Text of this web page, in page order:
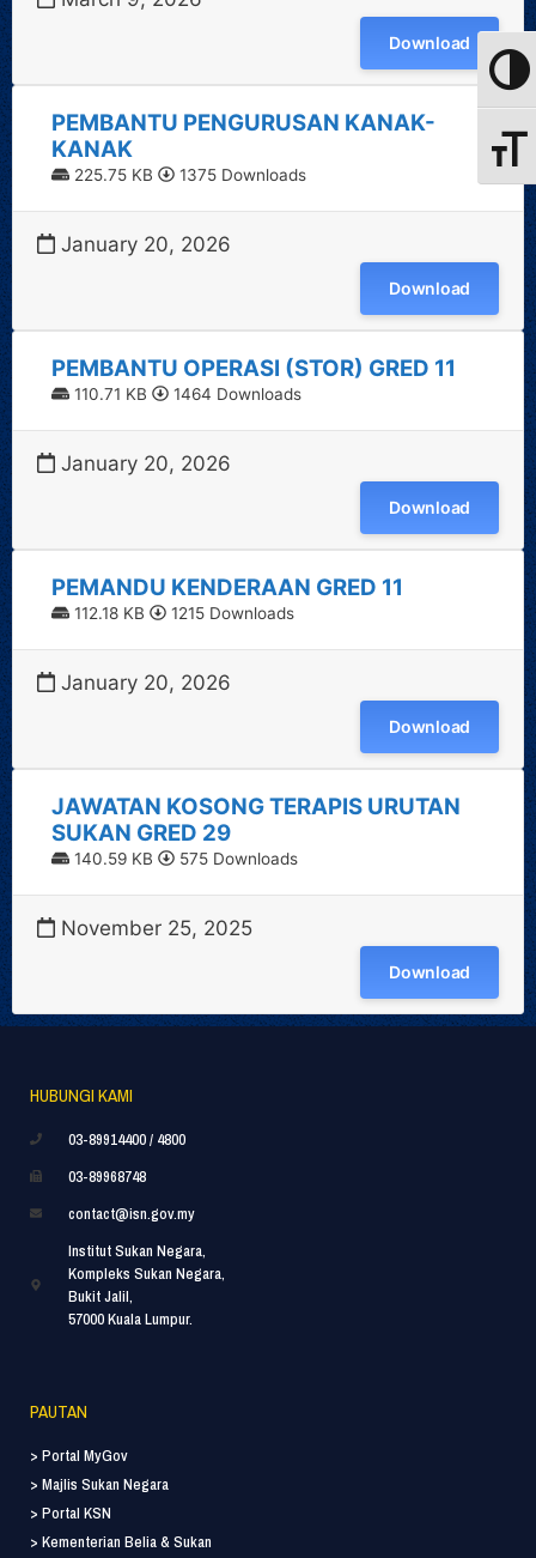
Download
PEMBANTU PENGURUSAN KANAK-
KANAK
225.75 KB 1375 Downloads
January 20, 2026
Download
PEMBANTU OPERASI (STOR) GRED 11
110.71 KB 1464 Downloads
January 20, 2026
Download
PEMANDU KENDERAAN GRED 11
112.18 KB 1215 Downloads
January 20, 2026
Download
JAWATAN KOSONG TERAPIS URUTAN
SUKAN GRED 29
140.59 KB 575 Downloads
November 25, 2025
Download
HUBUNGI KAMI
03-89914400 / 4800
03-89968748
contact@isn.gov.my
Institut Sukan Negara,
Kompleks Sukan Negara,
Bukit Jalil,
57000 Kuala Lumpur.
PAUTAN
> Portal MyGov
> Majlis Sukan Negara
> Portal KSN
> Kementerian Belia & Sukan